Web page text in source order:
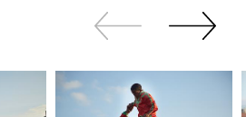
Revenir
en
continuer